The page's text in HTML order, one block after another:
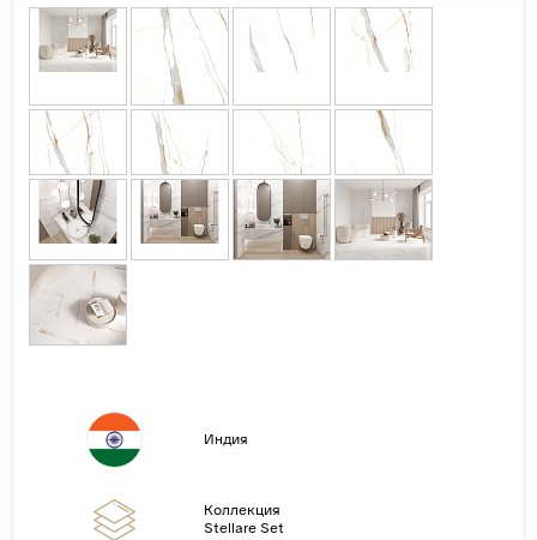
Полированная
Матовая
Сатинированная
Карвинг
Структурная
Антискользящая
Индия
Коллекция
Stellare Set